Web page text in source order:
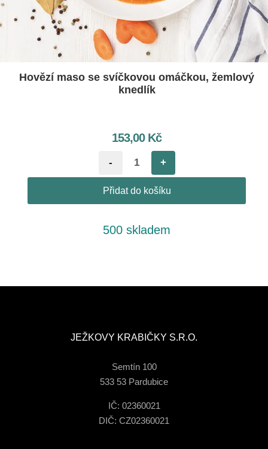
Hovězí maso se svíčkovou omáčkou, žemlový
knedlík
153,00 Kč
- +
Přidat do košíku
500 skladem
JEŽKOVY KRABIČKY S.R.O.
Semtín 100
533 53 Pardubice
IČ: 02360021
DIČ: CZ02360021